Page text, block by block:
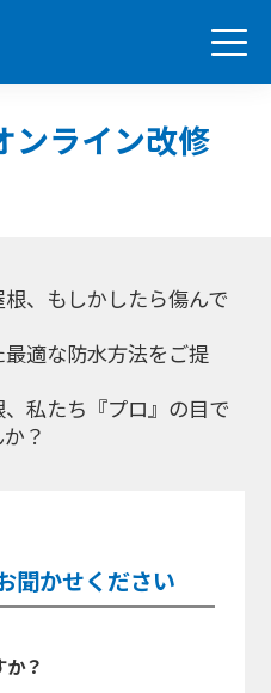
ンライン改修
、もしかしたら傷んで
適な防水方法をご提
私たち『プロ』の目で
？
聞かせください
？